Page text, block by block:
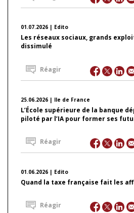
01.07.2026 | Edito
Les réseaux sociaux, grands
dissimulé
Réagir
25.06.2026 | Ile de France
L’École supérieure de la banque
piloté par l’IA pour former ses
Réagir
01.06.2026 | Edito
Quand la taxe française fait les
Réagir